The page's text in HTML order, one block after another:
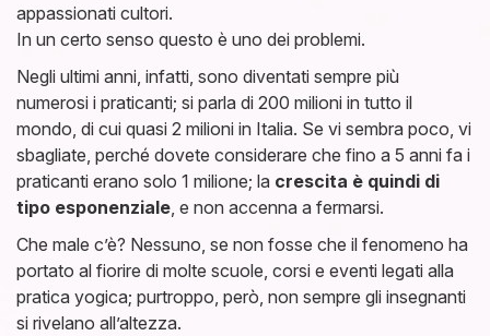
appassionati cultori.
In un certo senso questo è uno dei problemi.
Negli ultimi anni, infatti, sono diventati sempre più
numerosi i praticanti; si parla di 200 milioni in tutto il
mondo, di cui quasi 2 milioni in Italia. Se vi sembra poco, vi
sbagliate, perché dovete considerare che fino a 5 anni fa i
praticanti erano solo 1 milione; la crescita è quindi di
tipo esponenziale , e non accenna a fermarsi.
Che male c’è? Nessuno, se non fosse che il fenomeno ha
portato al fiorire di molte scuole, corsi e eventi legati alla
pratica yogica; purtroppo, però, non sempre gli insegnanti
si rivelano all’altezza.